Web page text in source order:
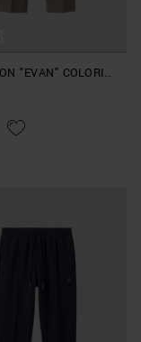
"EVAN" COLORIS
FIT EN
MÉTALLIQUE SUR